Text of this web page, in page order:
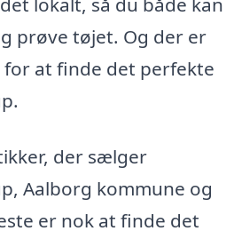
prøve tøjet. Og der er
at finde det perfekte
der sælger
Aalborg kommune og
er nok at finde det